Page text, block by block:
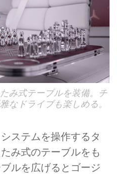
み式テーブルを装備。チ
なドライブも楽しめる。
ステムを操作するタ
み式のテーブルをも
ルを広げるとゴージ